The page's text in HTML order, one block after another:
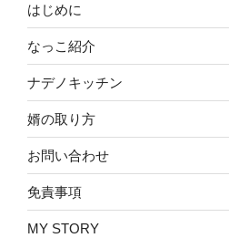
はじめに
なっこ紹介
ナデノキッチン
婿の取り方
お問い合わせ
免責事項
MY STORY